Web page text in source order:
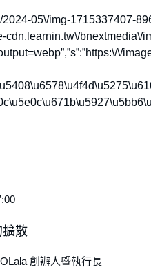
05\/img-
擴散
創辦人暨執行長